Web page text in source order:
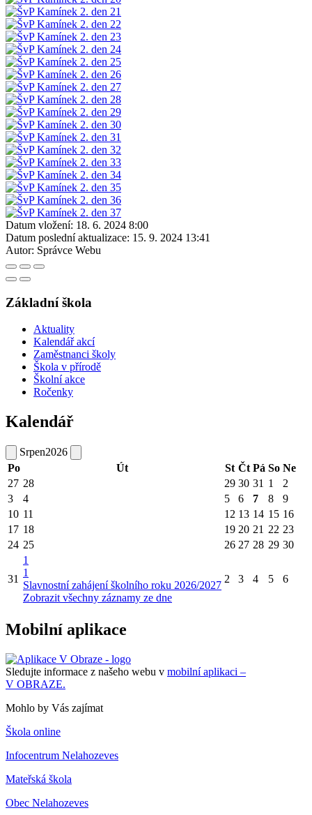
Datum vložení: 18. 6. 2024 8:00
Datum poslední aktualizace: 15. 9. 2024 13:41
Autor: Správce Webu
Základní škola
Aktuality
Kalendář akcí
Zaměstnanci školy
Škola v přírodě
Školní akce
Ročenky
Kalendář
Srpen2026
Po
Út St Čt Pá So Ne
27 28 29 30 31 1
2
3
4 5 6 7 8
9
10 11 12 13 14 15 16
17 18 19 20 21 22 23
24 25 26 27 28 29 30
31
1
1
Slavnostní zahájení školního roku 2026/2027
Zobrazit všechny záznamy ze dne
2 3 4 5 6
Mobilní aplikace
Sledujte informace z našeho webu v mobilní aplikaci –
V OBRAZE.
Mohlo by Vás zajímat
Škola online
Infocentrum Nelahozeves
Mateřská škola
Obec Nelahozeves